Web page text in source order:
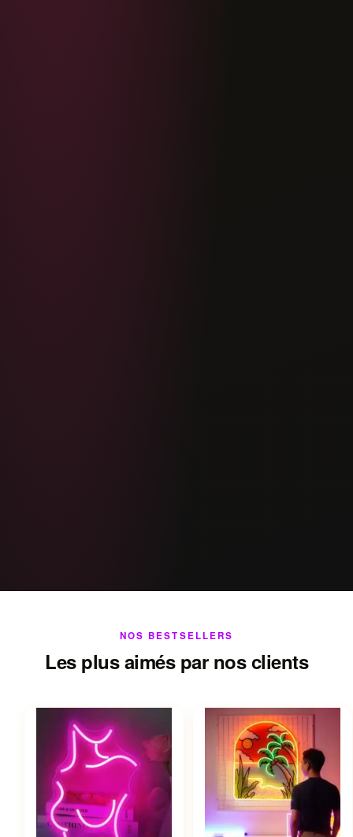
NOS BESTSELLERS
Les plus aimés par nos clients